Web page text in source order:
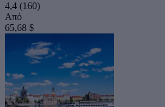
4,4 (160)
Από
65,68 $